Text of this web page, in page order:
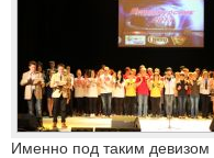
Именно под таким девизом